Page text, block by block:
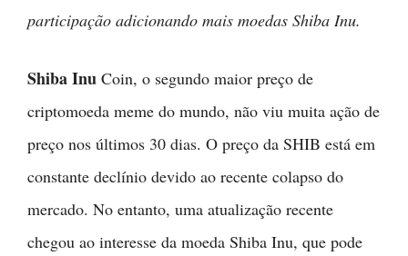
participação adicionando mais moedas Shiba Inu.
Shiba Inu Coin, o segundo maior preço de
criptomoeda meme do mundo, não viu muita ação de
preço nos últimos 30 dias. O preço da SHIB está em
constante declínio devido ao recente colapso do
mercado. No entanto, uma atualização recente
chegou ao interesse da moeda Shiba Inu, que pode